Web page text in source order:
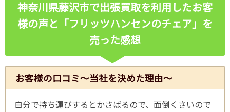
神奈川県藤沢市で出張買取を利用したお客
様の声と「フリッツハンセンのチェア」を
売った感想
お客様の口コミ～当社を決めた理由～
自分で持ち運びするとかさばるので、面倒くさいので